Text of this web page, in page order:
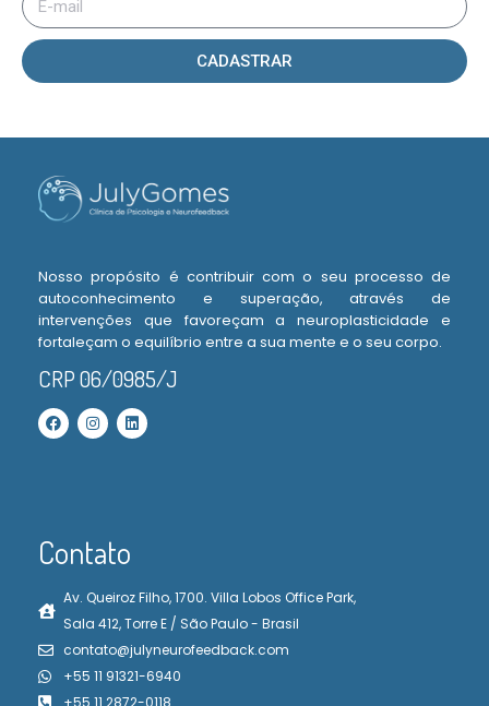
CADASTRAR
Nosso propósito é contribuir com o seu processo de
autoconhecimento e superação, através de
intervenções que favoreçam a neuroplasticidade e
fortaleçam o equilíbrio entre a sua mente e o seu corpo.
CRP 06/0985/J
Contato
Av. Queiroz Filho, 1700. Villa Lobos Office Park,
Sala 412, Torre E / São Paulo - Brasil
contato@julyneurofeedback.com
+55 11 91321-6940